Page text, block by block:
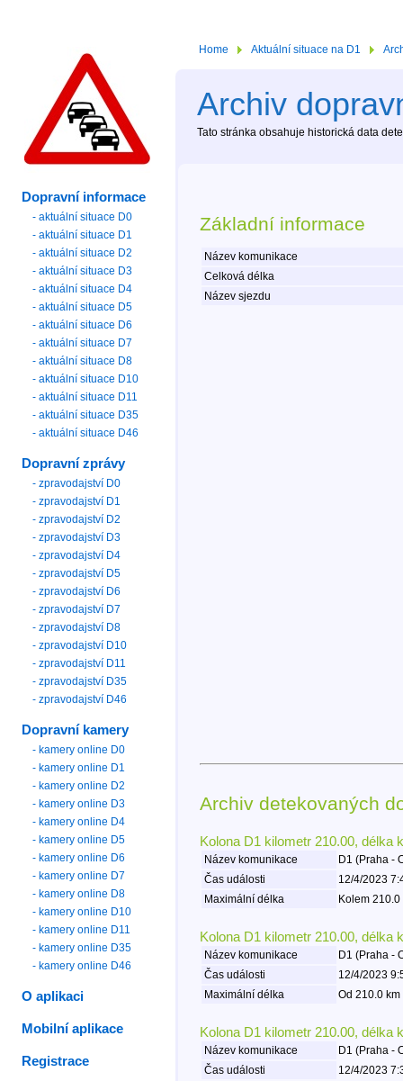
Home Aktuální situace na D1
Archiv
Tato stránka obsahuje historická data
Základní informace
Název komunikace
Celková délka
Název sjezdu
Archiv detekovaných
Kolona D1 kilometr 210.00, délka
Název komunikace
D1 (Praha -
Čas události
12/4/2023
Maximální délka
Kolem
Kolona D1 kilometr 210.00, délka
Název komunikace
D1 (Praha -
Čas události
12/4/2023
Maximální délka
Od 210.0
Kolona D1 kilometr 210.00, délka
Název komunikace
D1 (Praha -
Čas události
12/4/2023
Dopravní informace
- aktuální situace D0
- aktuální situace D1
- aktuální situace D2
- aktuální situace D3
- aktuální situace D4
- aktuální situace D5
- aktuální situace D6
- aktuální situace D7
- aktuální situace D8
- aktuální situace D10
- aktuální situace D11
- aktuální situace D35
- aktuální situace D46
Dopravní zprávy
- zpravodajství D0
- zpravodajství D1
- zpravodajství D2
- zpravodajství D3
- zpravodajství D4
- zpravodajství D5
- zpravodajství D6
- zpravodajství D7
- zpravodajství D8
- zpravodajství D10
- zpravodajství D11
- zpravodajství D35
- zpravodajství D46
Dopravní kamery
- kamery online D0
- kamery online D1
- kamery online D2
- kamery online D3
- kamery online D4
- kamery online D5
- kamery online D6
- kamery online D7
- kamery online D8
- kamery online D10
- kamery online D11
- kamery online D35
- kamery online D46
O aplikaci
Mobilní aplikace
Registrace